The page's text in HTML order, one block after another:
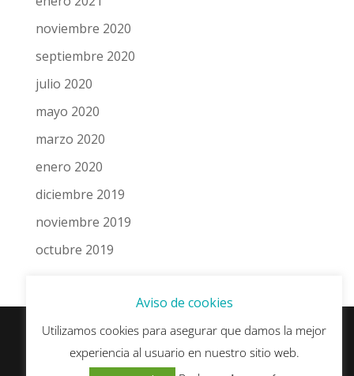
noviembre 2020
septiembre 2020
julio 2020
mayo 2020
marzo 2020
enero 2020
diciembre 2019
noviembre 2019
octubre 2019
© esSEO.es - Algunos derechos reservados ·
Aviso de cookies
Utilizamos cookies para asegurar que damos la mejor
experiencia al usuario en nuestro sitio web.